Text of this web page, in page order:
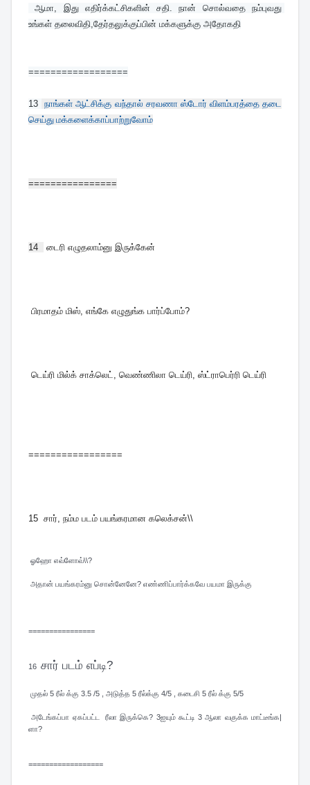
ஆமா, இது எதிர்க்கட்சிகளின் சதி. நான் சொல்வதை நம்புவது
உங்கள் தலைவிதி,தேர்தலுக்குப்பின் மக்களுக்கு அதோகதி
==================
13 நாங்கள் ஆட்சிக்கு வந்தால் சரவணா ஸ்டோர் விளம்பரத்தை தடை
செய்து மக்களைக்காப்பாற்றுவோம்
================
14 டைரி எழுதலாம்னு இருக்கேன்
பிரமாதம் மிஸ், எங்கே எழுதுங்க பார்ப்போம்?
டெய்ரி மில்க் சாக்லெட், வெண்ணிலா டெய்ரி, ஸ்ட்ராபெர்ரி டெய்ரி
=================
15 சார், நம்ம படம் பயங்கரமான கலெக்சன்\\
ஓஹோ எவ்ளோவ்\\?
அதான் பயங்கரம்னு சொன்னேனே? எண்ணிப்பார்க்கவே பயமா இருக்கு
================
16 சார் படம் எப்டி?
முதல் 5 ரீல் க்கு 3.5 /5 , அடுத்த 5 ரீல்க்கு 4/5 , கடைசி 5 ரீல் க்கு 5/5
அடேங்கப்பா ஏகப்பட்ட ரீலா இருக்கெ? 3ஐயும் கூட்டி 3 ஆலா வகுக்க மாட்டீங்க|
ளா?
==================